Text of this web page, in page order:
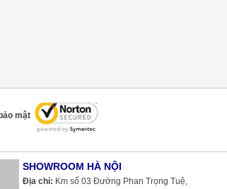
mật
SHOWROOM HÀ NỘI
Địa chỉ: Km số 03 Đường Phan Trọng Tuệ,